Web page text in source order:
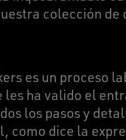
colección
es un proceso
ha valido el
los pasos y
como dice la